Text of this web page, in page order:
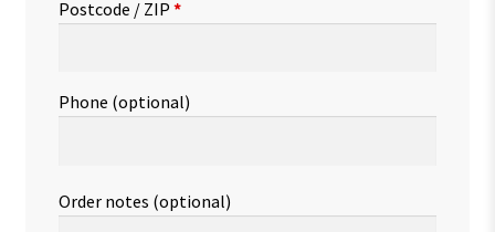
Postcode / ZIP *
Phone (optional)
Order notes (optional)